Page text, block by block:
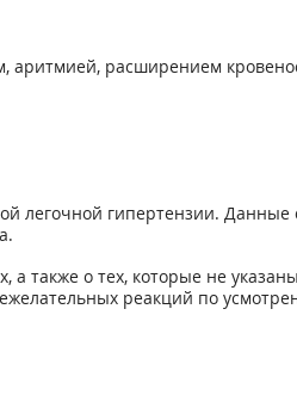
аритмией, расширением
легочной гипертензии. Данные
также о тех, которые не
реакций по